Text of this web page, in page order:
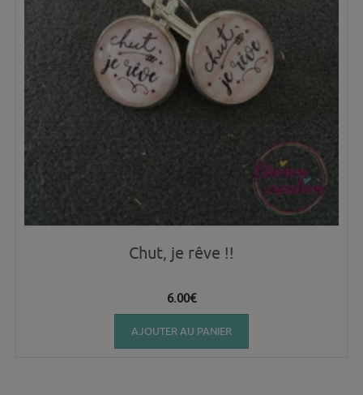
Chut, je rêve !!
6.00€
AJOUTER AU PANIER